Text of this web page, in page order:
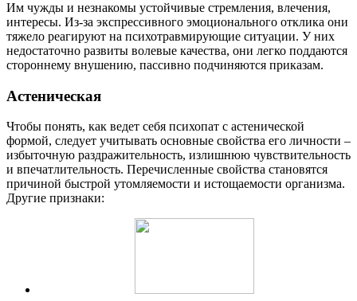
Им чужды и незнакомы устойчивые стремления, влечения,
интересы. Из-за экспрессивного эмоционального отклика они
тяжело реагируют на психотравмирующие ситуации. У них
недостаточно развиты волевые качества, они легко поддаются
стороннему внушению, пассивно подчиняются приказам.
Астеническая
Чтобы понять, как ведет себя психопат с астенической
формой, следует учитывать основные свойства его личности –
избыточную раздражительность, излишнюю чувствительность
и впечатлительность. Перечисленные свойства становятся
причиной быстрой утомляемости и истощаемости организма.
Другие признаки: